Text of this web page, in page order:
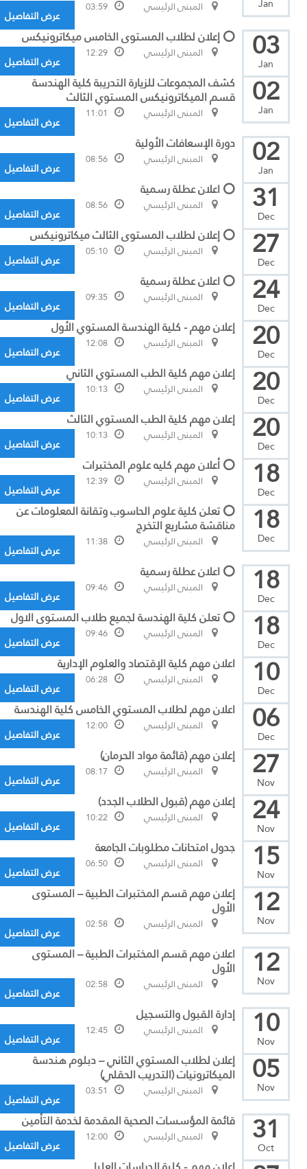
المبنى الرئيسي 03:59
عرض التفاصيل
03
Jan
⭕ إعلان لطلاب المستوى الخامس ميكاترونيكس
المبنى الرئيسي 12:29
عرض التفاصيل
02
Jan
كشف المجموعات للزيارة التدريبة كلية الهندسة
قسم الميكاترونيكس المستوي الثالث
المبنى الرئيسي 11:01
عرض التفاصيل
02
Jan
دورة الإسعافات الأولية
المبنى الرئيسي 08:56
عرض التفاصيل
31
Dec
⭕ اعلان عطلة رسمية
المبنى الرئيسي 08:56
عرض التفاصيل
27
Dec
⭕ إعلان لطلاب المستوى الثالث ميكاترونيكس
المبنى الرئيسي 05:10
عرض التفاصيل
24
Dec
⭕ اعلان عطلة رسمية
المبنى الرئيسي 09:35
عرض التفاصيل
20
Dec
إعلان مهم - كلية الهندسة المستوي الأول
المبنى الرئيسي 12:08
عرض التفاصيل
20
Dec
إعلان مهم كلية الطب المستوي الثاني
المبنى الرئيسي 10:13
عرض التفاصيل
20
Dec
إعلان مهم كلية الطب المستوي الثالث
المبنى الرئيسي 10:13
عرض التفاصيل
18
Dec
⭕ أعلان مهم كليه علوم المختبرات
المبنى الرئيسي 12:39
عرض التفاصيل
18
Dec
⭕ تعلن كلية علوم الحاسوب وتقانة المعلومات عن
مناقشة مشاريع التخرج
المبنى الرئيسي 11:38
عرض التفاصيل
18
Dec
⭕ اعلان عطلة رسمية
المبنى الرئيسي 09:46
عرض التفاصيل
18
Dec
⭕ تعلن كلية الهندسة لجميع طلاب المستوى الاول
المبنى الرئيسي 09:46
عرض التفاصيل
10
Dec
اعلان مهم كلية الإقتصاد والعلوم الإدارية
المبنى الرئيسي 06:28
عرض التفاصيل
06
Dec
اعلان مهم لطلاب المستوي الخامس كلية الهندسة
المبنى الرئيسي 12:00
عرض التفاصيل
27
Nov
إعلان مهم (قائمة مواد الحرمان)
المبنى الرئيسي 08:17
عرض التفاصيل
24
Nov
إعلان مهم (قبول الطلاب الجدد)
المبنى الرئيسي 10:22
عرض التفاصيل
15
Nov
جدول امتحانات مطلوبات الجامعة
المبنى الرئيسي 06:50
عرض التفاصيل
12
Nov
إعلان مهم قسم المختبرات الطبية – المستوى
الأول
المبنى الرئيسي 02:58
عرض التفاصيل
12
Nov
اعلان مهم قسم المختبرات الطبية – المستوى
الأول
المبنى الرئيسي 02:58
عرض التفاصيل
10
Nov
إدارة القبول والتسجيل
المبنى الرئيسي 12:45
عرض التفاصيل
05
Nov
إعلان لطلاب المستوي الثاني – دبلوم هندسة
الميكاترونيات (التدريب الحقلي)
المبنى الرئيسي 03:51
عرض التفاصيل
31
Oct
قائمة المؤسسات الصحية المقدمة لخدمة التأمين
المبنى الرئيسي 12:00
عرض التفاصيل